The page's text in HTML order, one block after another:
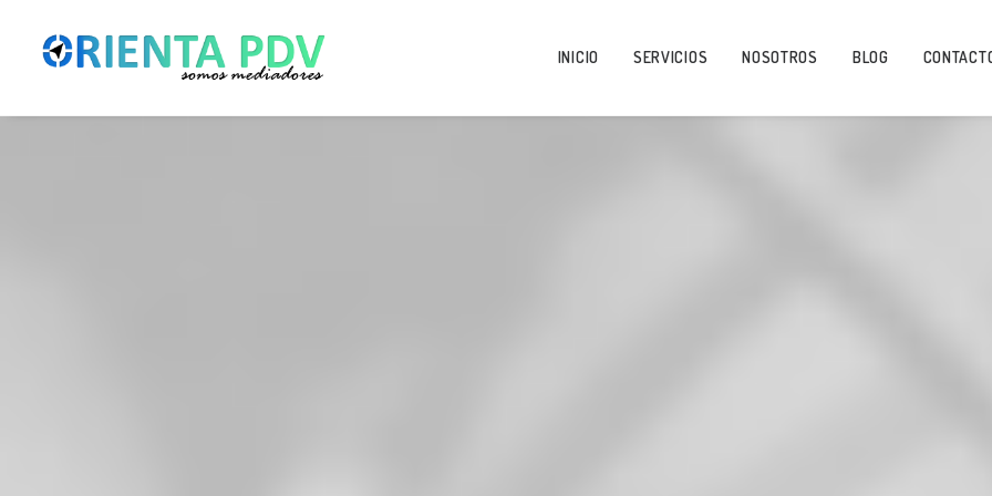
INICIO SERVICIOS NOSOTROS BLOG